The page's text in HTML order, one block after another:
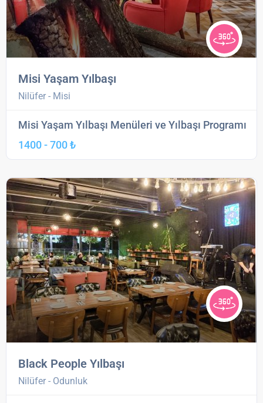
Misi Yaşam Yılbaşı
Nilüfer - Misi
Misi Yaşam Yılbaşı Menüleri ve Yılbaşı Programı
1400 - 700 ₺
Black People Yılbaşı
Nilüfer - Odunluk